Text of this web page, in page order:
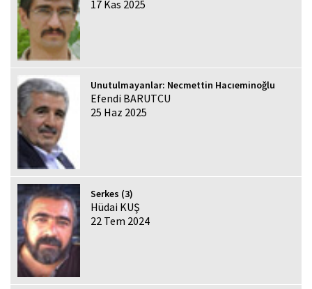
17 Kas 2025
Unutulmayanlar: Necmettin Hacıeminoğlu
Efendi BARUTCU
25 Haz 2025
Serkes (3)
Hüdai KUŞ
22 Tem 2024